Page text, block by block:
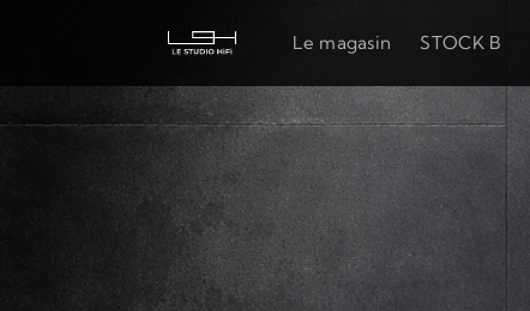
Le magasin STOCK B